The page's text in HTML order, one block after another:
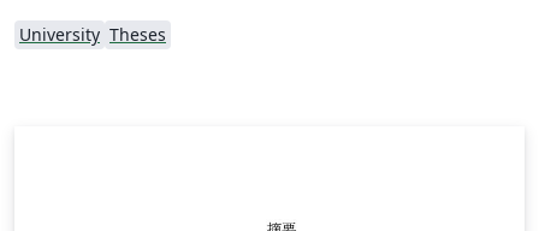
University Theses